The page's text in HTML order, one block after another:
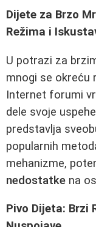
Dijete za Brzo
Režima i
U potrazi za
mnogi se okreću
Internet forumi
dele svoje
predstavlja
popularnih
mehanizme,
nedostatke na
Pivo Dijeta: Brzi